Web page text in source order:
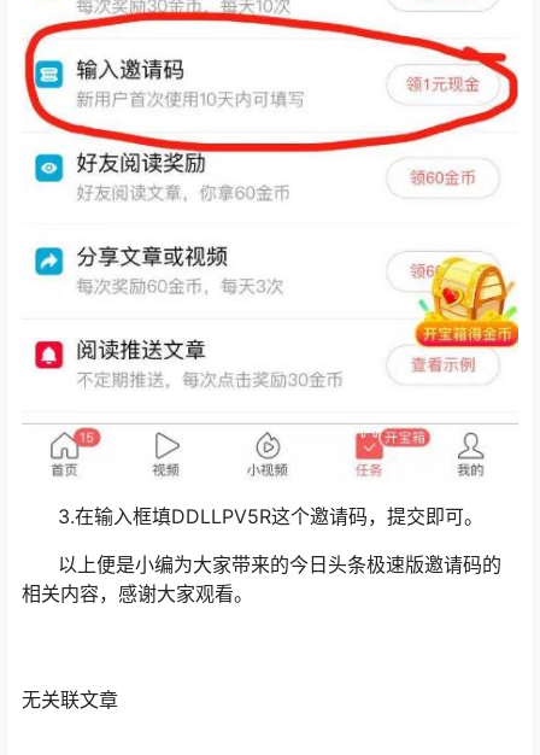
3.在输入框填DDLLPV5R这个邀请码，提交即可。
以上便是小编为大家带来的今日头条极速版邀请码的
相关内容，感谢大家观看。
无关联文章